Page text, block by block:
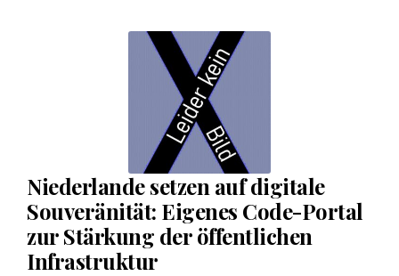
Niederlande setzen auf digitale
Souveränität: Eigenes Code-Portal
zur Stärkung der öffentlichen
Infrastruktur